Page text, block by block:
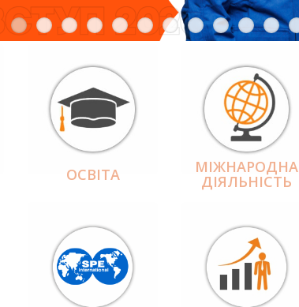
ОСВІТА МІЖНАРОДНА
ДІЯЛЬНІCТЬ